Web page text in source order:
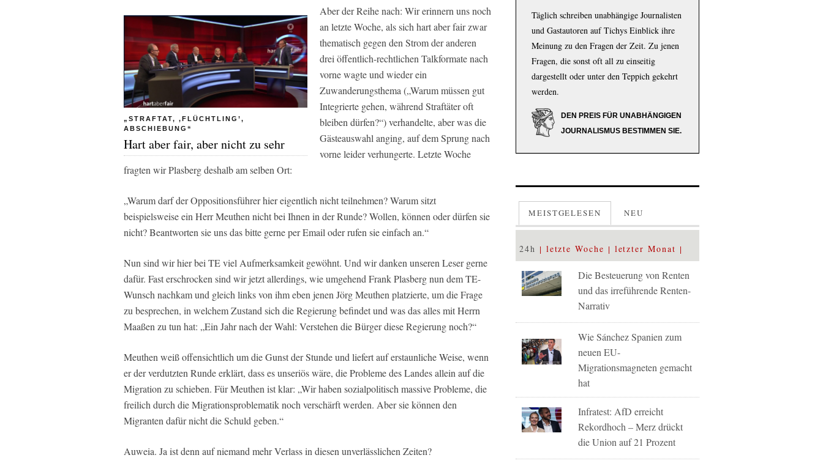
„STRAFTAT, ‚FLÜCHTLING’,
ABSCHIEBUNG“
Hart aber fair, aber nicht zu sehr
Aber der Reihe nach: Wir erinnern uns noch
an letzte Woche, als sich hart aber fairzwar
thematisch gegen den Strom der anderen
drei öffentlich-rechtlichen Talkformate nach
vorne wagte und wieder ein
Zuwanderungsthema („Warum müssen gut
Integrierte gehen, während Straftäter oft
bleiben dürfen?“) verhandelte, aber was die
Gästeauswahl anging, auf dem Sprung nach
vorne leider verhungerte. Letzte Woche
fragten wir Plasberg deshalb am selben Ort:
„Warum darf der Oppositionsführer hier eigentlich nicht teilnehmen? Warum sitzt
beispielsweise ein Herr Meuthen nicht bei Ihnen in der Runde? Wollen, können oder dürfen sie
nicht? Beantworten sie uns das bitte gerne per Email oder rufen sie einfach an.“
Nun sind wir hier bei TE viel Aufmerksamkeit gewöhnt. Und wir danken unseren Leser gerne
dafür. Fast erschrocken sind wir jetzt allerdings, wie umgehend Frank Plasberg nun dem TE-
Wunsch nachkam und gleich links von ihm eben jenen Jörg Meuthen platzierte, um die Frage
zu besprechen, in welchem Zustand sich die Regierung befindet und was das alles mit Herrn
Maaßen zu tun hat: „Ein Jahr nach der Wahl: Verstehen die Bürger diese Regierung noch?“
Meuthen weiß offensichtlich um die Gunst der Stunde und liefert auf erstaunliche Weise, wenn
er der verdutzten Runde erklärt, dass es unseriös wäre, die Probleme des Landes allein auf die
Migration zu schieben. Für Meuthen ist klar: „Wir haben sozialpolitisch massive Probleme, die
freilich durch die Migrationsproblematik noch verschärft werden. Aber sie können den
Migranten dafür nicht die Schuld geben.“
Auweia. Ja ist denn auf niemand mehr Verlass in diesen unverlässlichen Zeiten?
Täglich schreiben unabhängige Journalisten
und Gastautoren auf Tichys Einblick ihre
Meinung zu den Fragen der Zeit. Zu jenen
Fragen, die sonst oft all zu einseitig
dargestellt oder unter den Teppich gekehrt
werden.
DEN PREIS FÜR UNABHÄNGIGEN
JOURNALISMUS BESTIMMEN SIE.
MEISTGELESEN NEU
24h letzte Woche letzter Monat
Die Besteuerung von Renten
und das irreführende Renten-
Narrativ
Wie Sánchez Spanien zum
neuen EU-
Migrationsmagneten gemacht
hat
Infratest: AfD erreicht
Rekordhoch – Merz drückt
die Union auf 21 Prozent